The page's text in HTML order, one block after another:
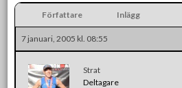
Författare Inlägg
7 januari, 2005 kl. 08:55
Strat
Deltagare